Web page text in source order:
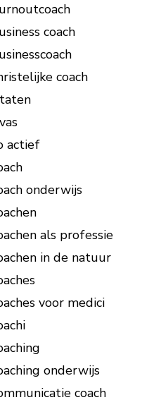
coach
coach
actief
onderwijs
als professie
in de natuur
voor medici
onderwijs
coach